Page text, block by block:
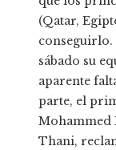
(Qatar,
sábado su
aparente
parte, el
Mohammed
Thani,